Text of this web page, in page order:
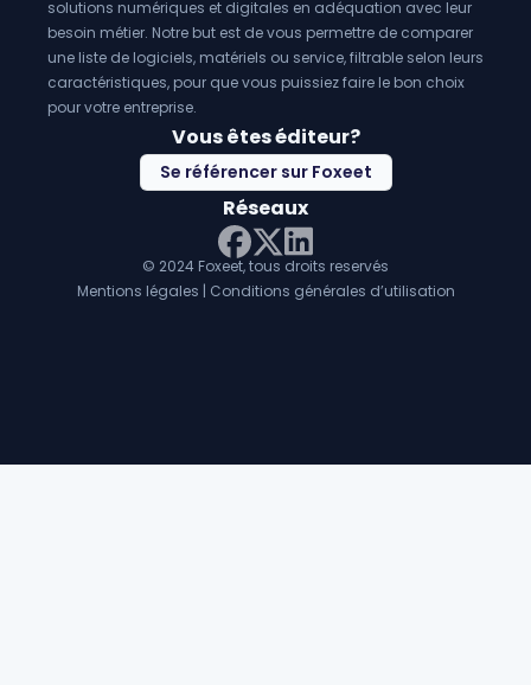
solutions numériques et digitales en adéquation avec leur
besoin métier. Notre but est de vous permettre de comparer
une liste de logiciels, matériels ou service, filtrable selon leurs
caractéristiques, pour que vous puissiez faire le bon choix
pour votre entreprise.
Vous êtes éditeur?
Se référencer sur Foxeet
Réseaux
Facebook
Twitter X
LinkedIn
© 2024 Foxeet, tous droits reservés
Mentions légales | Conditions générales d’utilisation